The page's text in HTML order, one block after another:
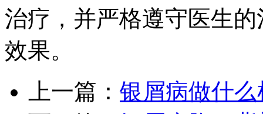
治疗，并严格遵守医生
效果。
上一篇： 银屑病做什么